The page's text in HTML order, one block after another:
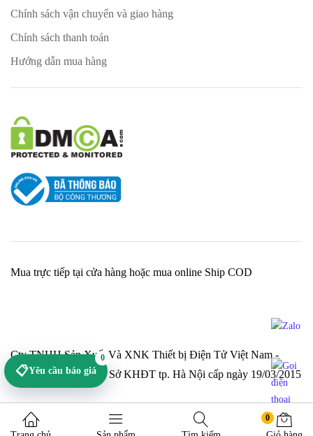
Chính sách vận chuyển và giao hàng
Chính sách thanh toán
Hướng dẫn mua hàng
Cty TNHH Sản Xuất Và XNK Thiết bị Điện Tử Việt Nam -
MST 0106794874 do Sở KHĐT tp. Hà Nội cấp ngày 19/03/2015
Mua trực tiếp tại cửa hàng hoặc mua online Ship COD
📋Yêu cầu báo giá
0
0